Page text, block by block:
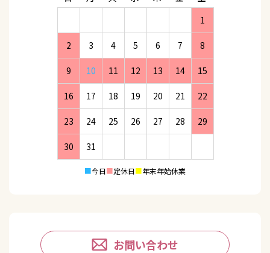
1
2 3 4 5 6 7 8
9 10 11 12 13 14 15
16 17 18 19 20 21 22
23 24 25 26 27 28 29
30 31
■今日■定休日■年末年始休業
お問い合わせ